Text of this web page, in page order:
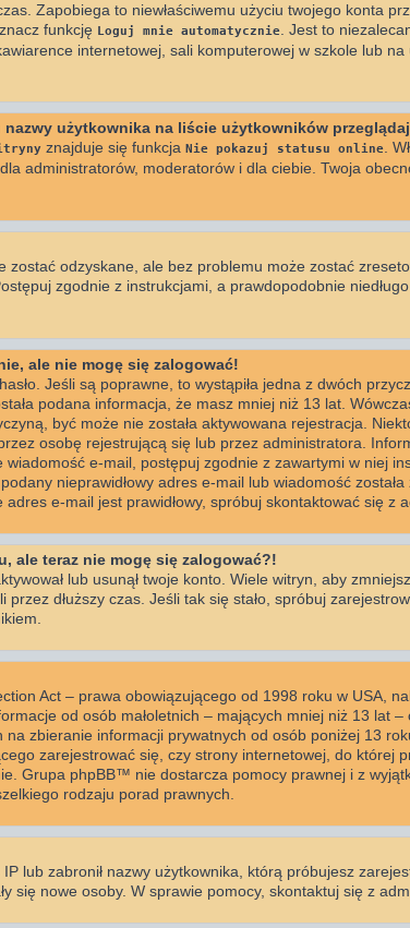
Zapobiega to niewłaściwemu użyciu twojego konta
funkcję Loguj mnie automatycznie . Jest to
internetowej, sali komputerowej w szkole lub
użytkownika na liście użytkowników
znajduje się funkcja Nie pokazuj statusu online .
administratorów, moderatorów i dla ciebie. Twoja
zostać odzyskane, ale bez problemu może zostać
zgodnie z instrukcjami, a prawdopodobnie
ale nie mogę się zalogować!
Jeśli są poprawne, to wystąpiła jedna z dwóch
podana informacja, że masz mniej niż 13 lat.
być może nie została aktywowana rejestracja.
osobę rejestrującą się lub przez administratora.
wiadomość e-mail, postępuj zgodnie z zawartymi w niej
nieprawidłowy adres e-mail lub wiadomość
e-mail jest prawidłowy, spróbuj skontaktować się z
ale teraz nie mogę się zalogować?!
lub usunął twoje konto. Wiele witryn, aby
dłuższy czas. Jeśli tak się stało, spróbuj
Act – prawa obowiązującego od 1998 roku w USA,
od osób małoletnich – mających mniej niż 13 lat –
zbieranie informacji prywatnych od osób poniżej 13
zarejestrować się, czy strony internetowej, do której
Grupa phpBB™ nie dostarcza pomocy prawnej i z
rodzaju porad prawnych.
lub zabronił nazwy użytkownika, którą próbujesz
się nowe osoby. W sprawie pomocy, skontaktuj się z